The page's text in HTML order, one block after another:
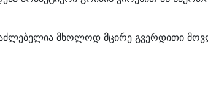
მხოლოდ მცირე გვერდითი